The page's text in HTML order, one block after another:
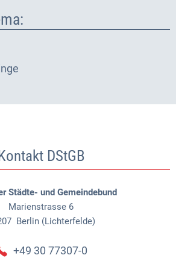
DStGB
Städte- und Gemeindebund
Marienstrasse 6
Berlin (Lichterfelde)
+49 30 77307-0